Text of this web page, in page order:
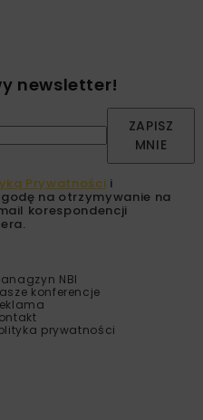
newsletter!
ZAPISZ
MNIE
Prywatności i
na otrzymywanie na
korespondencji
NBI
konferencje
prywatności